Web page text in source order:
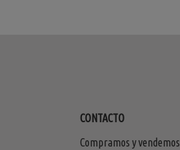
CONTACTO
Compramos y vendemos